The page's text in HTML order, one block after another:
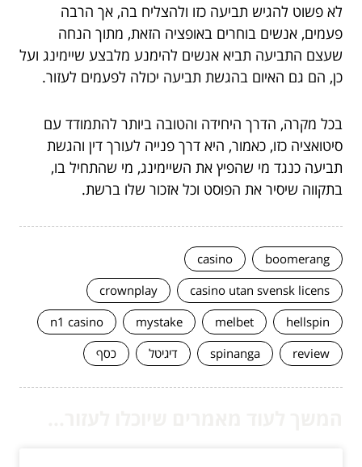
לא פשוט להגיש תביעה כזו ולהצליח בה, אך הרבה
פעמים, אנשים בוחרים באופציה הזאת, מתוך הנחה
שעצם התביעה תביא אנשים להימנע מלבצע שיימינג ועל
כן, הם גם האיום בהגשת תביעה יכולה לפעמים לעזור.
בכל מקרה, הדרך היחידה והטובה ביותר להתמודד עם
סיטואציה כזו, כאמור, היא דרך פנייה לעורך דין והגשת
תביעה כנגד מי שהפיץ את השיימינג, מי שהתחיל בו,
בתקווה שיסיר את הפוסט וכל אזכור שלו ברשת.
boomerang
casino
casino utan svensk licens
crownplay
hellspin
melbet
mystake
n1 casino
review
spinanga דיגיטל כסף